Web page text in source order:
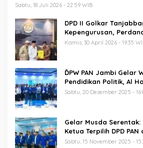
Sabtu, 18 Juli 2026 - 22:59 WIB
DPD II Golkar
Kepengurusan,
Musda
Kamis, 30 April 2026 - 19:35
ĎPW PAN Jambi Gelar
Pendidikan Politik, Al
Perkuat Soliditas
Sabtu, 20 Desember 2025 -
Gelar Musda
Ketua Terpilih DPD
Sabtu, 15 November 2025 -